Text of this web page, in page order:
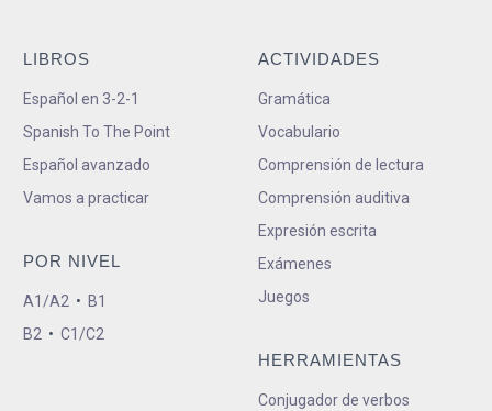
LIBROS
Español en 3-2-1
Spanish To The Point
Español avanzado
Vamos a practicar
POR NIVEL
A1/A2 • B1
B2 • C1/C2
ACTIVIDADES
Gramática
Vocabulario
Comprensión de lectura
Comprensión auditiva
Expresión escrita
Exámenes
Juegos
HERRAMIENTAS
Conjugador de verbos